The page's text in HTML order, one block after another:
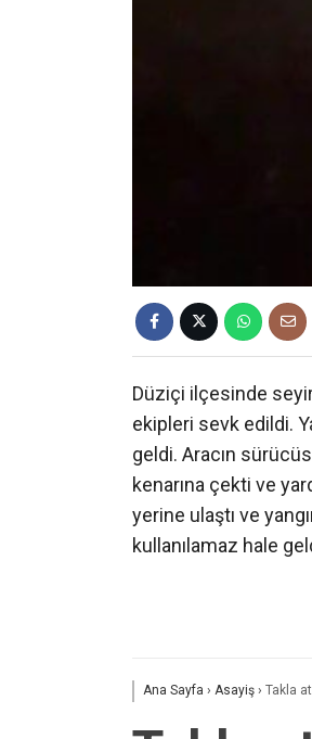
Düziçi ilçesinde seyir
ekipleri sevk edildi.
geldi. Aracın
kenarına çekti ve
yerine ulaştı ve
kullanılamaz hale
Ana Sayfa › Asayiş › Takla